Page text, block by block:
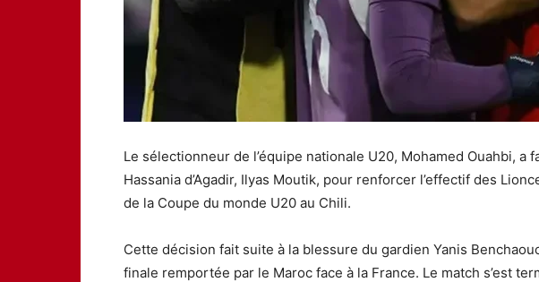
Le sélectionneur de l’équipe nationale U20, Mohamed Ouahbi, a
Hassania d’Agadir, Ilyas Moutik, pour renforcer l’effectif des
de la Coupe du monde U20 au Chili.
Cette décision fait suite à la blessure du gardien Yanis
finale remportée par le Maroc face à la France. Le match s’est